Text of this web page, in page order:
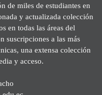
de miles de estudiantes en
y actualizada colección
en todas las áreas del
suscripciones a las más
una extensa colección
y acceso.